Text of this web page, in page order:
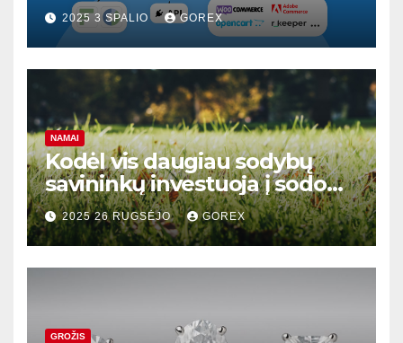
2025 3 SPALIO GOREX
NAMAI
Kodėl vis daugiau sodybų
savininkų investuoja į sodo
žolės pjovimo traktoriukus?
2025 26 RUGSĖJO GOREX
GROŽIS